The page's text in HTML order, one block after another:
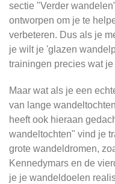
sectie "Verder
ontworpen om je te
verbeteren. Dus als je
je wilt je 'glazen
trainingen precies wat
Maar wat als je een
van lange
heeft ook hieraan
wandeltochten" vind je
grote wandeldromen,
Kennedymars en de
je je wandeldoelen